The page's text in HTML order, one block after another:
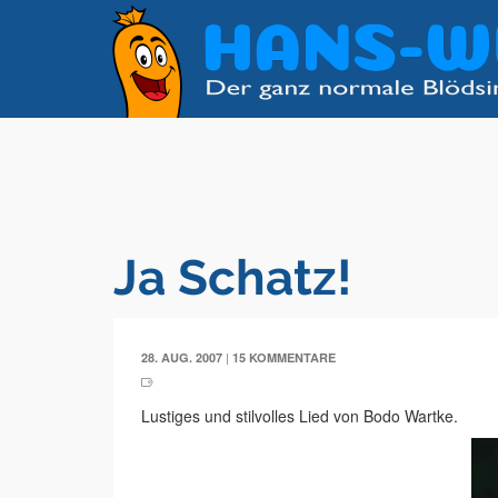
Ja Schatz!
28. AUG. 2007 | 15 KOMMENTARE
Lustiges und stilvolles Lied von Bodo Wartke.